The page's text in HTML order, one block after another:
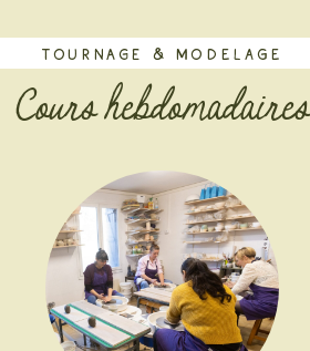
tournage & MODELAGE
Cours hebdomadaires